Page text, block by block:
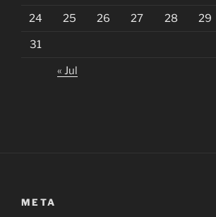
24 25 26 27 28 29
31
« Jul
META